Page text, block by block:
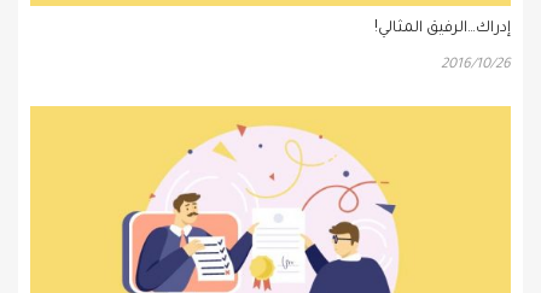
إدراك…الرفيق المثالي!
2016/10/26